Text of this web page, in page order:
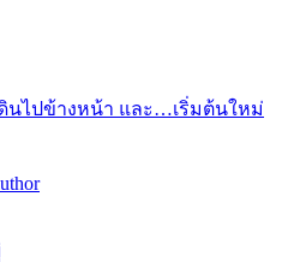
นไปข้างหน้า และ…เริ่มต้นใหม่